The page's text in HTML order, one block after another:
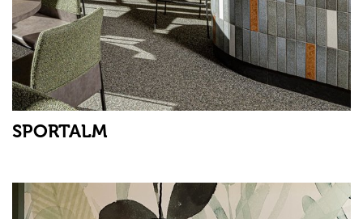
SPORTALM